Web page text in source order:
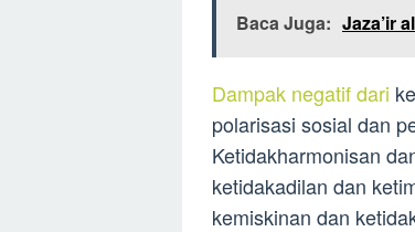
Baca Juga: Jaza’ir
Dampak negatif dari
polarisasi sosial dan
Ketidakharmonisan
ketidakadilan dan
kemiskinan dan